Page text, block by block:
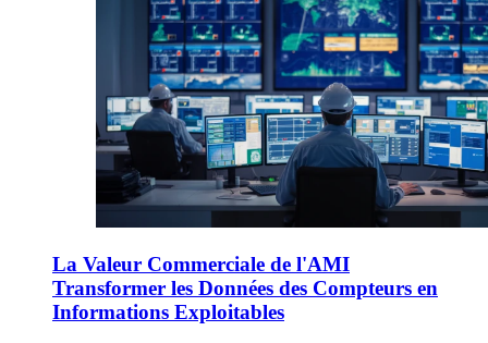
La Valeur Commerciale de l'AMI
Transformer les Données des Compteurs en
Informations Exploitables